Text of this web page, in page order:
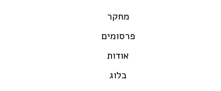
מחקר
פרסומים
אודות
בלוג